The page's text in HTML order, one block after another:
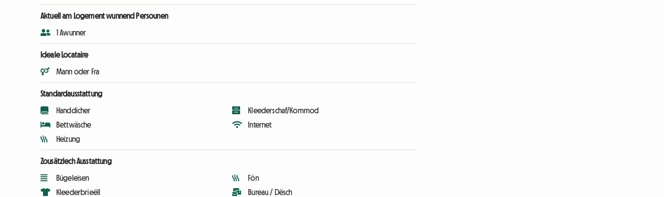
Aktuell am Logement wunnend Persounen
1 Awunner
Ideale Locataire
Mann oder Fra
Standardausstattung
Handdicher
Bettwäsche
Heizung
Kleederschaf/Kommod
Internet
Zousätzlech Ausstattung
Bügeleisen
Kleederbrieëll
Fön
Bureau / Dësch